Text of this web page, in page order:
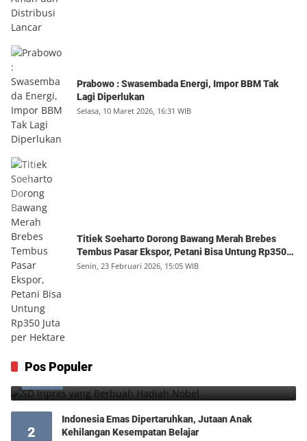
Prabowo : Swasembada Energi, Impor BBM Tak
Lagi Diperlukan
Selasa, 10 Maret 2026, 16:31 WIB
Titiek Soeharto Dorong Bawang Merah Brebes
Tembus Pasar Ekspor, Petani Bisa Untung Rp350
Juta per Hektare
Senin, 23 Februari 2026, 15:05 WIB
Pos Populer
1 SD Inpres yang Berbuah Hadiah Nobel
2
Indonesia Emas Dipertaruhkan, Jutaan Anak
Kehilangan Kesempatan Belajar